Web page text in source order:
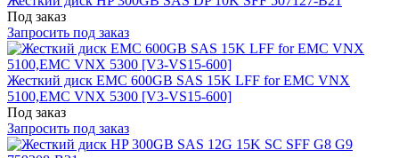
Под заказ
Запросить под заказ
Жесткий диск EMC 600GB SAS 15K LFF for EMC VNX
5100,EMC VNX 5300 [V3-VS15-600]
Под заказ
Запросить под заказ